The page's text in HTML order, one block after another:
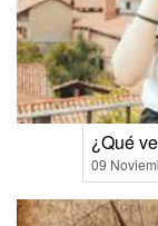
¿Qué
09